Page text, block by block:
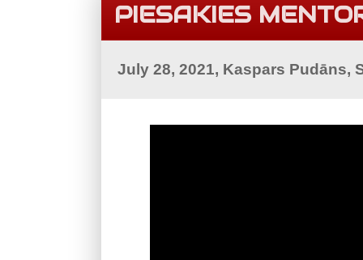
PIESAKIES
July 28, 2021, Kaspars Pudāns,